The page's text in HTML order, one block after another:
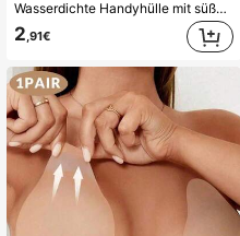
Wasserdichte Handyhülle mit süßem Cartoon-Airbag, PVC-Material, Verschlusslasche, kompatibel mit Geräten bis zu 6,5 Zoll, ideal für Camping & Sport, vollständig wasserdichter Trockenbeutel: Perfekt zum Schwimmen, Tauchen und bei Regen ohne Beeinträchtigung der Touchscreen-Bedienung. Strandutensilien, Pool-Schwimmhilfe
2 ,91€